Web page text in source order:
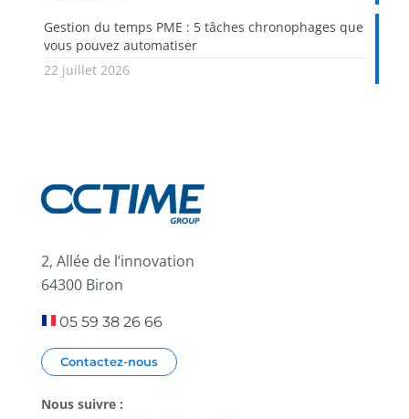
Gestion du temps PME : 5 tâches chronophages que
vous pouvez automatiser
22 juillet 2026
2, Allée de l’innovation
64300 Biron
05 59 38 26 66
Contactez-nous
Nous suivre :